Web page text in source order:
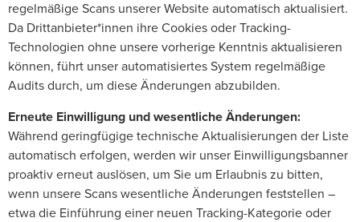
regelmäßige Scans unserer Website automatisch aktualisiert.
Da Drittanbieter*innen ihre Cookies oder Tracking-
Technologien ohne unsere vorherige Kenntnis aktualisieren
können, führt unser automatisiertes System regelmäßige
Audits durch, um diese Änderungen abzubilden.
Erneute Einwilligung und wesentliche Änderungen:
Während geringfügige technische Aktualisierungen der Liste
automatisch erfolgen, werden wir unser Einwilligungsbanner
proaktiv erneut auslösen, um Sie um Erlaubnis zu bitten,
wenn unsere Scans wesentliche Änderungen feststellen –
etwa die Einführung einer neuen Tracking-Kategorie oder